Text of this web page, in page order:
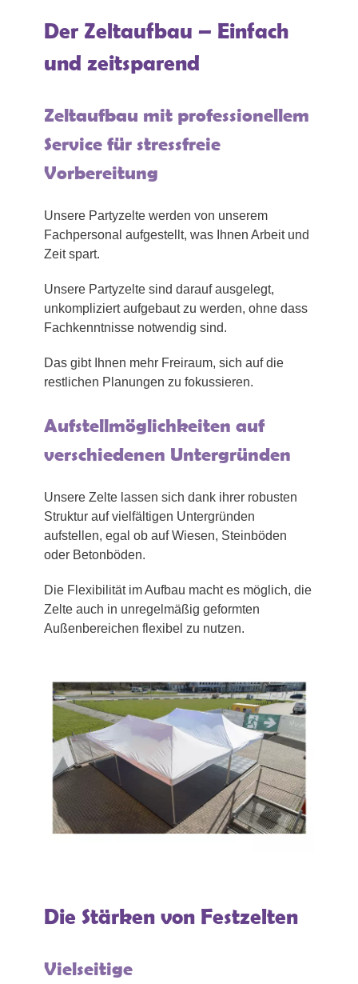
Der Zeltaufbau – Einfach
und zeitsparend
Zeltaufbau mit professionellem
Service für stressfreie
Vorbereitung
Unsere Partyzelte werden von unserem
Fachpersonal aufgestellt, was Ihnen Arbeit und
Zeit spart.
Unsere Partyzelte sind darauf ausgelegt,
unkompliziert aufgebaut zu werden, ohne dass
Fachkenntnisse notwendig sind.
Das gibt Ihnen mehr Freiraum, sich auf die
restlichen Planungen zu fokussieren.
Aufstellmöglichkeiten auf
verschiedenen Untergründen
Unsere Zelte lassen sich dank ihrer robusten
Struktur auf vielfältigen Untergründen
aufstellen, egal ob auf Wiesen, Steinböden
oder Betonböden.
Die Flexibilität im Aufbau macht es möglich, die
Zelte auch in unregelmäßig geformten
Außenbereichen flexibel zu nutzen.
Die Stärken von Festzelten
Vielseitige